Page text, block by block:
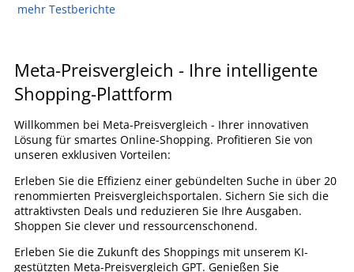
mehr Testberichte
Meta-Preisvergleich - Ihre intelligente
Shopping-Plattform
Willkommen bei Meta-Preisvergleich - Ihrer innovativen
Lösung für smartes Online-Shopping. Profitieren Sie von
unseren exklusiven Vorteilen:
Erleben Sie die Effizienz einer gebündelten Suche in über 20
renommierten Preisvergleichsportalen. Sichern Sie sich die
attraktivsten Deals und reduzieren Sie Ihre Ausgaben.
Shoppen Sie clever und ressourcenschonend.
Erleben Sie die Zukunft des Shoppings mit unserem KI-
gestützten Meta-Preisvergleich GPT. Genießen Sie